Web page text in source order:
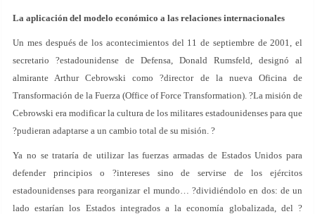
La aplicación del modelo económico a las relaciones internacionales
Un mes después de los acontecimientos del 11 de septiembre de 2001, el
secretario ?estadounidense de Defensa, Donald Rumsfeld, designó al
almirante Arthur Cebrowski como ?director de la nueva Oficina de
Transformación de la Fuerza (Office of Force Transformation). ?La misión de
Cebrowski era modificar la cultura de los militares estadounidenses para que
?pudieran adaptarse a un cambio total de su misión. ?
Ya no se trataría de utilizar las fuerzas armadas de Estados Unidos para
defender principios o ?intereses sino de servirse de los ejércitos
estadounidenses para reorganizar el mundo… ?dividiéndolo en dos: de un
lado estarían los Estados integrados a la economía globalizada, del ?